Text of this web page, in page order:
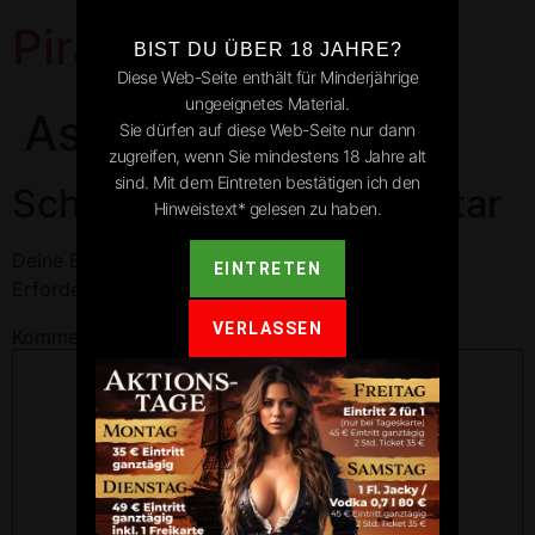
Pirates Park
Asselfingen
Schreibe einen Kommentar
Deine E-Mail-Adresse wird nicht veröffentlicht.
BIST DU ÜBER 18 JAHRE?
Diese Web-Seite enthält für Minderjährige
ungeeignetes Material.
Sie dürfen auf diese Web-Seite nur dann
zugreifen, wenn Sie mindestens 18 Jahre alt
sind. Mit dem Eintreten bestätigen ich den
Hinweistext* gelesen zu haben.
EINTRETEN
VERLASSEN